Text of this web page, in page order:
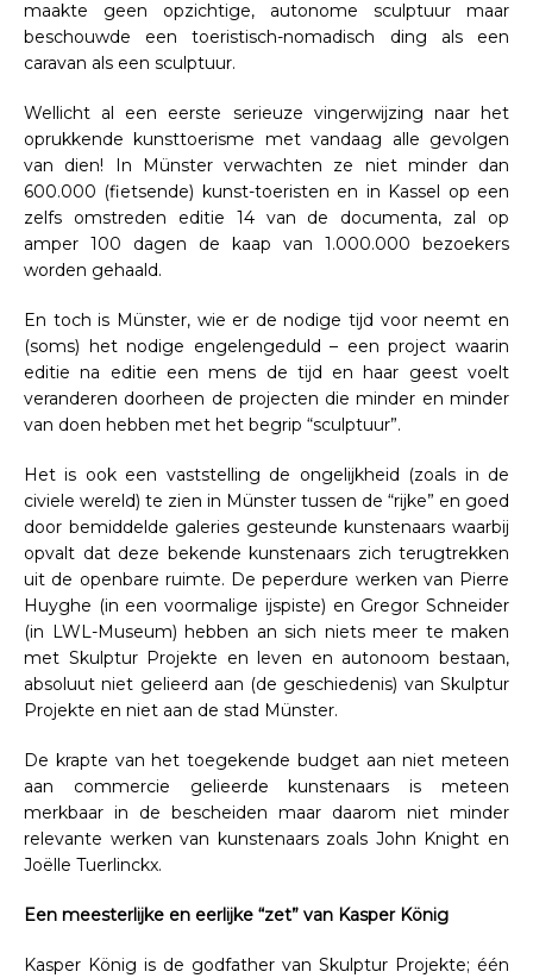
maakte geen opzichtige, autonome sculptuur maar
beschouwde een toeristisch-nomadisch ding als een
caravan als een sculptuur.
Wellicht al een eerste serieuze vingerwijzing naar het
oprukkende kunsttoerisme met vandaag alle gevolgen
van dien! In Münster verwachten ze niet minder dan
600.000 (fietsende) kunst-toeristen en in Kassel op een
zelfs omstreden editie 14 van de documenta, zal op
amper 100 dagen de kaap van 1.000.000 bezoekers
worden gehaald.
En toch is Münster, wie er de nodige tijd voor neemt en
(soms) het nodige engelengeduld – een project waarin
editie na editie een mens de tijd en haar geest voelt
veranderen doorheen de projecten die minder en minder
van doen hebben met het begrip “sculptuur”.
Het is ook een vaststelling de ongelijkheid (zoals in de
civiele wereld) te zien in Münster tussen de “rijke” en goed
door bemiddelde galeries gesteunde kunstenaars waarbij
opvalt dat deze bekende kunstenaars zich terugtrekken
uit de openbare ruimte. De peperdure werken van Pierre
Huyghe (in een voormalige ijspiste) en Gregor Schneider
(in LWL-Museum) hebben an sich niets meer te maken
met Skulptur Projekte en leven en autonoom bestaan,
absoluut niet gelieerd aan (de geschiedenis) van Skulptur
Projekte en niet aan de stad Münster.
De krapte van het toegekende budget aan niet meteen
aan commercie gelieerde kunstenaars is meteen
merkbaar in de bescheiden maar daarom niet minder
relevante werken van kunstenaars zoals John Knight en
Joëlle Tuerlinckx.
Een meesterlijke en eerlijke “zet” van Kasper König
Kasper König is de godfather van Skulptur Projekte; één